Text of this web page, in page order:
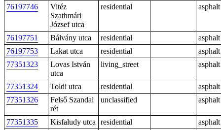
76197746
Vitéz
Szathmári
József utca
residential asphalt
76197751 Bálvány utca residential
asphalt
76197753
Lakat utca residential
asphalt
77351323
Lovas István
utca
living_street asphalt
77351324 Toldi utca residential
asphalt
77351326
Felső Szandai
rét
unclassified asphalt
77351335 Kisfaludy utca residential
asphalt